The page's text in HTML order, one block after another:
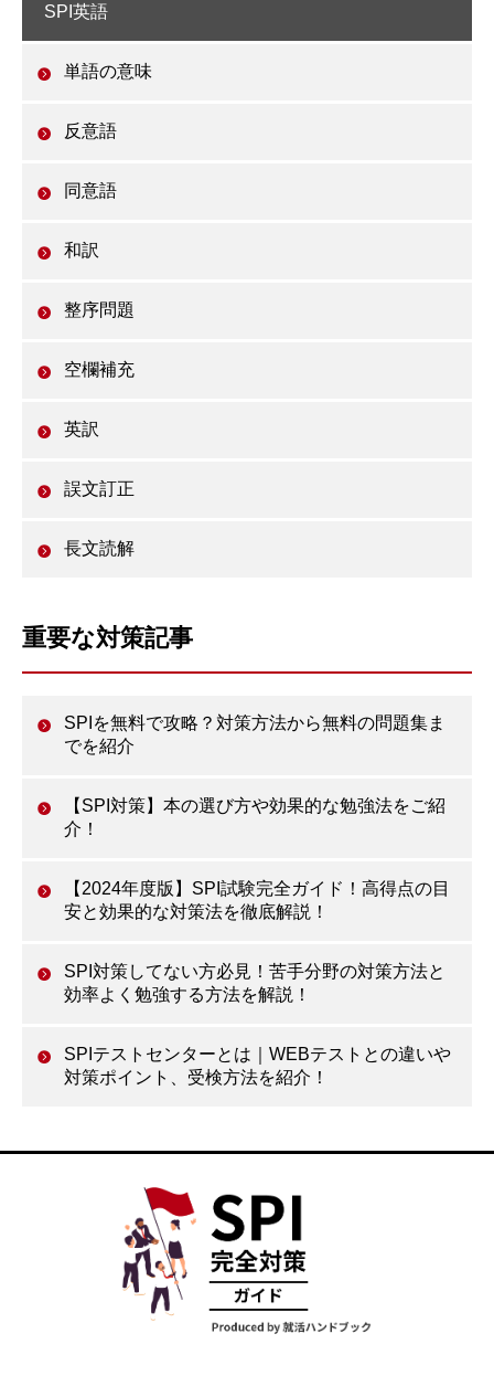
SPI英語
単語の意味
反意語
同意語
和訳
整序問題
空欄補充
英訳
誤文訂正
長文読解
重要な対策記事
SPIを無料で攻略？対策方法から無料の問題集ま
でを紹介
【SPI対策】本の選び方や効果的な勉強法をご紹
介！
【2024年度版】SPI試験完全ガイド！高得点の目
安と効果的な対策法を徹底解説！
SPI対策してない方必見！苦手分野の対策方法と
効率よく勉強する方法を解説！
SPIテストセンターとは｜WEBテストとの違いや
対策ポイント、受検方法を紹介！